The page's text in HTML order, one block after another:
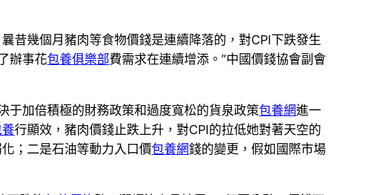
昔幾個月豬肉等食物價錢是連續降落的，對CPI下跌發生
辦事花包養俱樂部費需求在連續增添。”中國價錢協會副會
于加倍積極的財務政策和過度寬松的貨泉政策包養網進一
行顯效，豬肉價錢止跌上升，對CPI的拉低她對著天空的
；二是石油等動力入口價包養網錢的變更，假如國際市場